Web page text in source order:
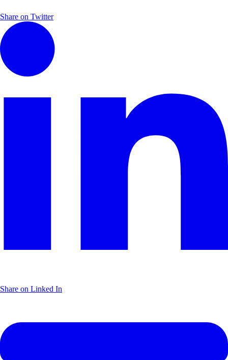
Share on Twitter
Share on Linked In